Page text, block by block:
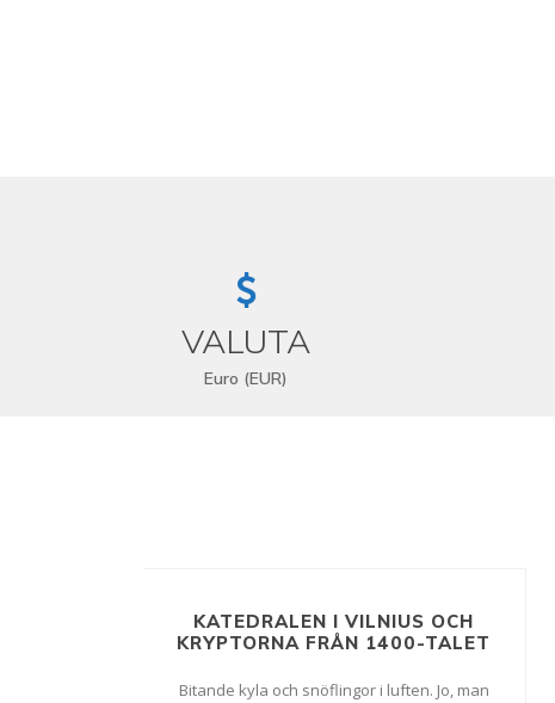
VALUTA
Euro (EUR)
KATEDRALEN I VILNIUS OCH
KRYPTORNA FRÅN 1400-TALET
Bitande kyla och snöflingor i luften. Jo, man